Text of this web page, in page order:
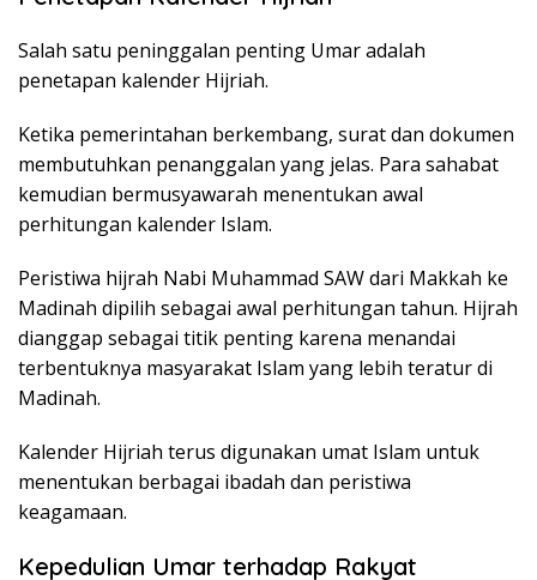
Salah satu peninggalan penting Umar adalah
penetapan kalender Hijriah.
Ketika pemerintahan berkembang, surat dan dokumen
membutuhkan penanggalan yang jelas. Para sahabat
kemudian bermusyawarah menentukan awal
perhitungan kalender Islam.
Peristiwa hijrah Nabi Muhammad SAW dari Makkah ke
Madinah dipilih sebagai awal perhitungan tahun. Hijrah
dianggap sebagai titik penting karena menandai
terbentuknya masyarakat Islam yang lebih teratur di
Madinah.
Kalender Hijriah terus digunakan umat Islam untuk
menentukan berbagai ibadah dan peristiwa
keagamaan.
Kepedulian Umar terhadap Rakyat